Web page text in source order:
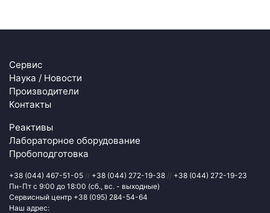
Сервис
Наука / Новости
Производители
Контакты
Реактивы
Лабораторное оборудование
Пробоподготовка
+38 (044) 467-51-05 // +38 (044) 272-19-38 // +38 (044) 272-19-23
Пн-Пт с 9:00 до 18:00 (сб., вс. - выходные)
Сервисный центр +38 (095) 284-54-64
Наш адрес: